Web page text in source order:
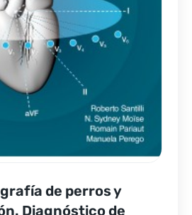
de perros y
Diagnóstico de